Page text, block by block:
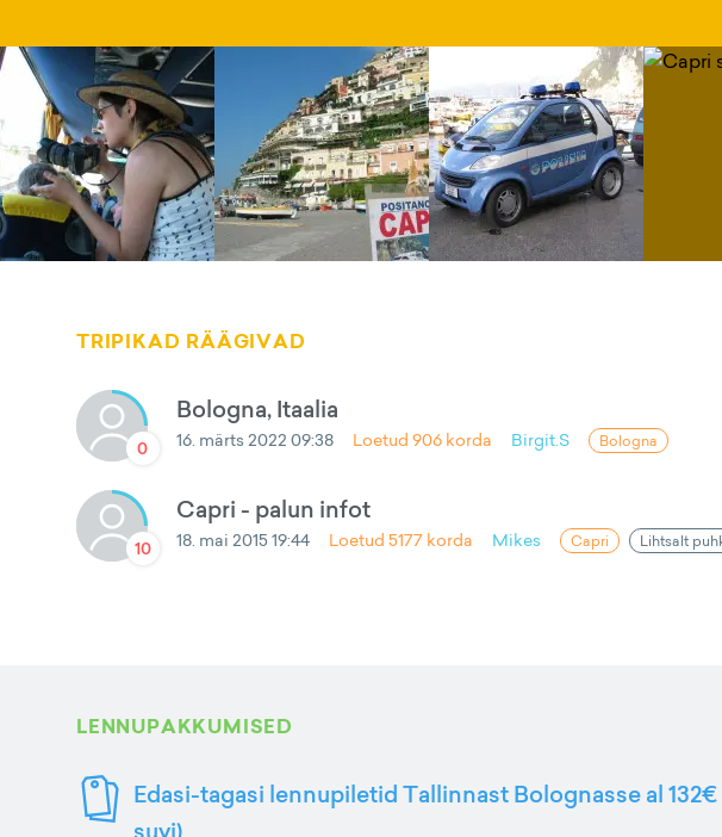
TRIPIKAD RÄÄGIVAD
0
Bologna, Itaalia
16. märts 2022 09:38 Loetud 906 korda Birgit.S Bologna
10
Capri - palun infot
18. mai 2015 19:44 Loetud 5177 korda Mikes Capri Lihtsalt
LENNUPAKKUMISED
Edasi-tagasi lennupiletid Tallinnast Bolognasse al 132€
suvi)